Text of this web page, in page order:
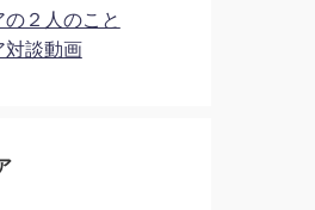
２人のこと
対談動画